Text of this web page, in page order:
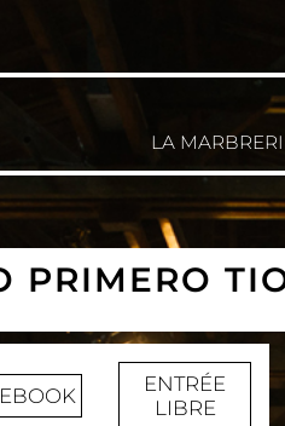
LA
PRIMERO
ENTRÉE
LIBRE